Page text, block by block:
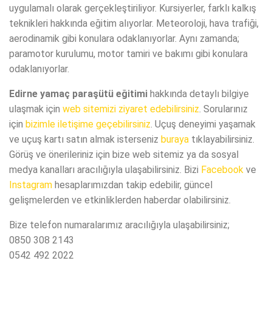
uygulamalı olarak gerçekleştiriliyor. Kursiyerler, farklı kalkış
teknikleri hakkında eğitim alıyorlar. Meteoroloji, hava trafiği,
aerodinamik gibi konulara odaklanıyorlar. Aynı zamanda;
paramotor kurulumu, motor tamiri ve bakımı gibi konulara
odaklanıyorlar.
Edirne yamaç paraşütü eğitimi hakkında detaylı bilgiye
ulaşmak için web sitemizi ziyaret edebilirsiniz. Sorularınız
için bizimle iletişime geçebilirsiniz. Uçuş deneyimi yaşamak
ve uçuş kartı satın almak isterseniz buraya tıklayabilirsiniz.
Görüş ve önerileriniz için bize web sitemiz ya da sosyal
medya kanalları aracılığıyla ulaşabilirsiniz. Bizi Facebook ve
Instagram hesaplarımızdan takip edebilir, güncel
gelişmelerden ve etkinliklerden haberdar olabilirsiniz.
Bize telefon numaralarımız aracılığıyla ulaşabilirsiniz;
0850 308 2143
0542 492 2022